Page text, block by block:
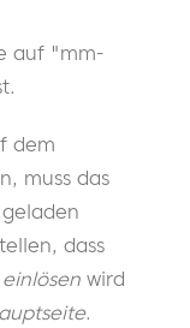
auf "mm-
dem
muss das
dass
wird
.